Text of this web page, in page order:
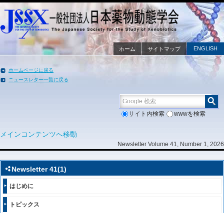
ENGLISH
ホーム サイトマップ
ホームページに戻る
ニュースレター一覧に戻る
Google 検索
サイト内検索 wwwを検索
メインコンテンツへ移動
Newsletter Volume 41, Number 1, 2026
Newsletter 41(1)
はじめに
トピックス